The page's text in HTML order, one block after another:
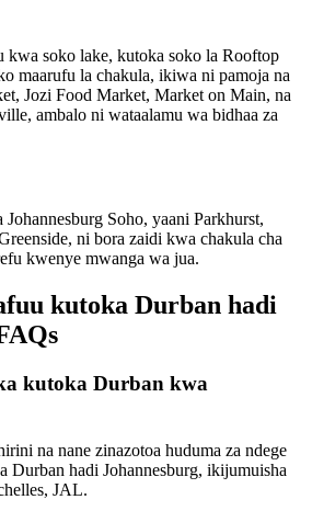
kwa soko lake, kutoka soko la Rooftop
maarufu la chakula, ikiwa ni pamoja na
Jozi Food Market, Market on Main, na
ambalo ni wataalamu wa bidhaa za
Soho, yaani Parkhurst,
ni bora zaidi kwa chakula cha
kwenye mwanga wa jua.
kutoka Durban hadi
kutoka Durban kwa
na nane zinazotoa huduma za ndege
Durban hadi Johannesburg, ikijumuisha
JAL.